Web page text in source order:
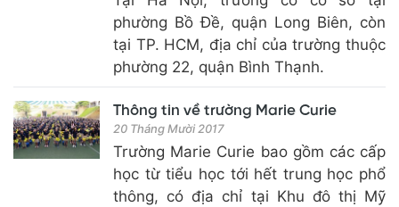
phường Bồ Đề, quận Long Biên, còn
tại TP. HCM, địa chỉ của trường thuộc
phường 22, quận Bình Thạnh.
Thông tin về trường Marie Curie
20 Tháng Mười 2017
Trường Marie Curie bao gồm các cấp
học từ tiểu học tới hết trung học phổ
thông, có địa chỉ tại Khu đô thị Mỹ